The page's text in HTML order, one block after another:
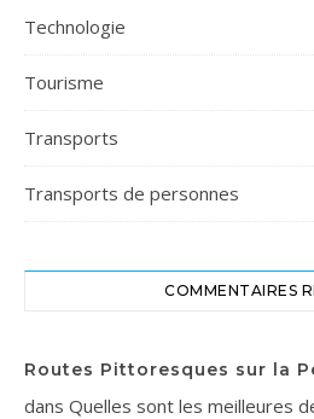
Technologie
Tourisme
Transports
Transports de personnes
COMMENTAIRES
Routes Pittoresques sur la
dans Quelles sont les meilleures